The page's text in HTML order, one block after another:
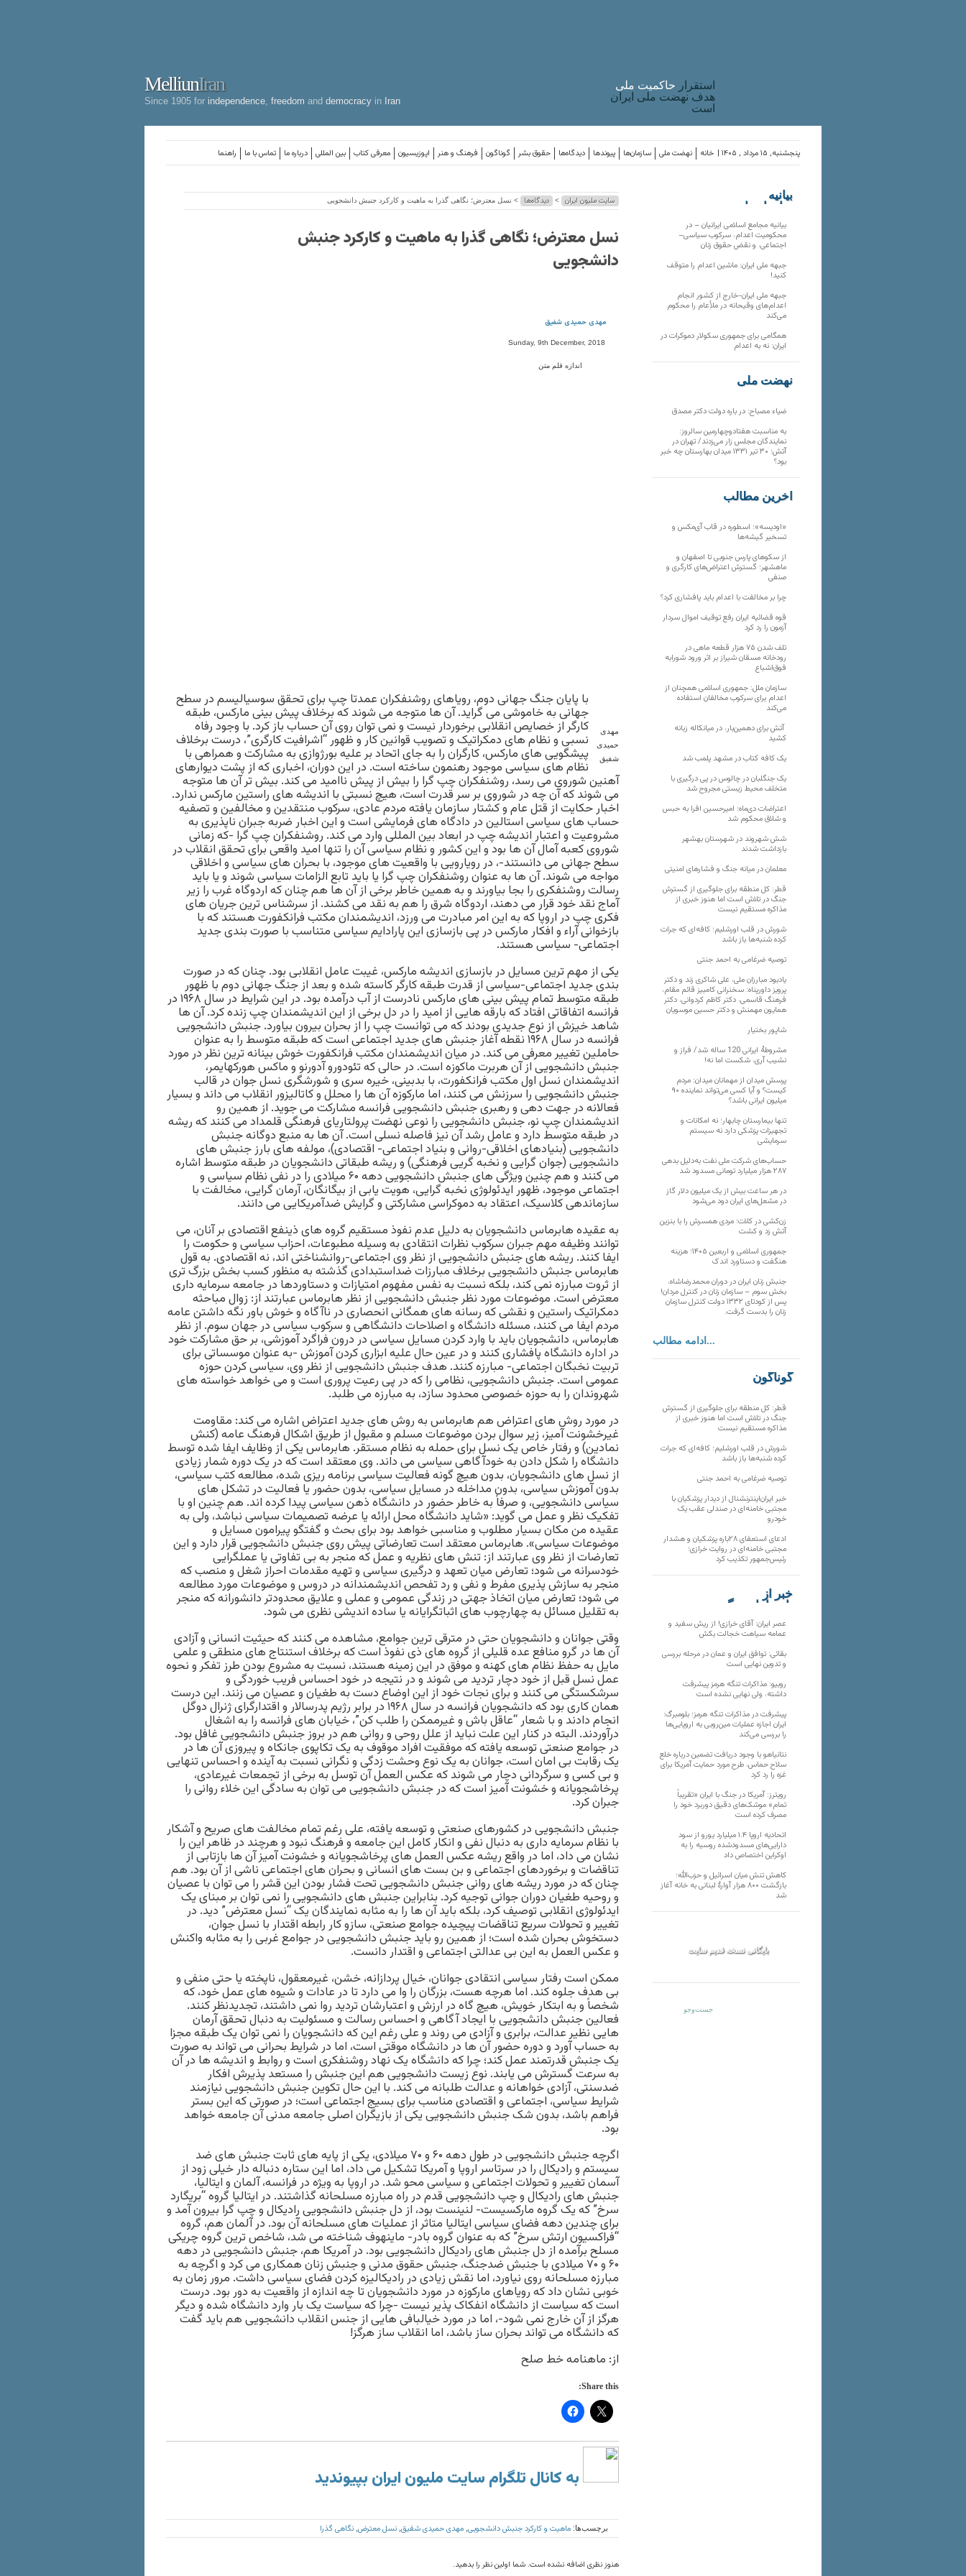
MelliunIran
Since 1905 for independence freedom and democracy in Iran
استقرار حاکميت ملی
هدف نهضت ملی ایران
است
راهنما تماس با ما درباره ما بین المللی معرفی کتاب اپوزیسیون فرهنگ و هنر گوناگون حقوق بشر دیدگاه‌ها پیوندها سازمان‌ها نهضت ملی خانه پنجشنبه, ۱۵ مرداد , ۱۴۰۵ |
سایت ملیون ایران > دیدگاه‌ها > نسل معترض؛ نگاهی گذرا به ماهیت و کارکرد جنبش دانشجویی
نسل معترض؛ نگاهی گذرا به ماهیت و کارکرد جنبش
دانشجویی
مهدی حمیدی شفیق
Sunday, 9th December, 2018
اندازه قلم متن
مهدی
حمیدی
شفیق
با پایان جنگ جهانی دوم، رویاهای روشنفکران عمدتا چپ برای تحقق سوسیالیسم در سطح
جهانی به خاموشی می گراید. آن ها متوجه می شوند که برخلاف پیش بینی مارکس، طبقه
کارگر از خصایص انقلابی برخوردار نیست و نمی توان روی آن حساب باز کرد. با وجود رفاه
نسبی و نظام های دمکراتیک و تصویب قوانین کار و ظهور “اشرافیت کارگری”، درست برخلاف
پیشگویی های مارکس، کارگران را به جای اتحاد بر علیه بورژوازی به مشارکت و همراهی با
نظام های سیاسی موجود رهنمون ساخته است. در این دوران، اخباری که از پشت دیوارهای
آهنین شوروی می رسد، روشنفکران چپ گرا را بیش از پیش ناامید می کند. بیش تر آن ها متوجه
می شوند که آن چه در شوروی بر سر قدرت است، هیچ نسبتی با اندیشه های راستین مارکس ندارد.
اخبار حکایت از قتل عام و کشتار سازمان یافته مردم عادی، سرکوب منتقدین و مخالفین و تصفیه
حساب های سیاسی استالین در دادگاه های فرمایشی است و این اخبار ضربه جبران ناپذیری به
مشروعیت و اعتبار اندیشه چپ در ابعاد بین المللی وارد می کند. روشنفکران چپ گرا -که زمانی
شوروی کعبه آمال آن ها بود و این کشور و نظام سیاسی آن را تنها امید واقعی برای تحقق انقلاب در
سطح جهانی می دانستند-، در رویارویی با واقعیت های موجود، با بحران های سیاسی و اخلاقی
مواجه می شوند. آن ها به عنوان روشنفکران چپ گرا یا باید تابع الزامات سیاسی شوند و یا باید
رسالت روشنفکری را بجا بیاورند و به همین خاطر برخی از آن ها هم چنان که اردوگاه غرب را زیر
آماج نقد خود قرار می دهند، اردوگاه شرق را هم به نقد می کشند. از سرشناس ترین جریان های
فکری چپ در اروپا که به این امر مبادرت می ورزد، اندیشمندان مکتب فرانکفورت هستند که با
بازخوانی آراء و افکار مارکس در پی بازسازی این پارادایم سیاسی متناسب با صورت بندی جدید
اجتماعی- سیاسی هستند.
یکی از مهم ترین مسایل در بازسازی اندیشه مارکس، غیبت عامل انقلابی بود. چنان که در صورت
بندی جدید اجتماعی-سیاسی از قدرت طبقه کارگر کاسته شده و بعد از جنگ جهانی دوم با ظهور
طبقه متوسط تمام پیش بینی های مارکس نادرست از آب درآمده بود. در این شرایط در سال ۱۹۶۸ در
فرانسه اتفاقاتی افتاد که بارقه هایی از امید را در دل برخی از این اندیشمندان چپ زنده کرد. آن ها
شاهد خیزش از نوع جدیدی بودند که می توانست چپ را از بحران بیرون بیاورد. جنبش دانشجویی
فرانسه در سال ۱۹۶۸ نقطه آغاز جنبش های جدید اجتماعی است که طبقه متوسط را به عنوان
حاملین تغییر معرفی می کند. در میان اندیشمندان مکتب فرانکفورت خوش بینانه ترین نظر در مورد
جنبش دانشجویی از آن هربرت ماکوزه است. در حالی که تئودورو آدورنو و ماکس هورکهایمر،
اندیشمندان نسل اول مکتب فرانکفورت، با بدبینی، خیره سری و شورشگری نسل جوان در قالب
جنبش دانشجویی را سرزنش می کنند، اما مارکوزه آن ها را محلل و کاتالیزور انقلاب می داند و بسیار
فعالانه در جهت دهی و رهبری جنبش دانشجویی فرانسه مشارکت می جوید. از همین رو
اندیشمندان چپ نو، جنبش دانشجویی را نوعی نهضت پرولتاریای فرهنگی قلمداد می کنند که ریشه
در طبقه متوسط دارد و عامل رشد آن نیز فاصله نسلی است. آن ها به منبع دوگانه جنبش
دانشجویی (بنیادهای اخلاقی-روانی و بنیاد اجتماعی- اقتصادی)، مولفه های بارز جنبش های
دانشجویی (جوان گرایی و نخبه گریی فرهنگی) و ریشه طبقاتی دانشجویان در طبقه متوسط اشاره
می کنند و هم چنین ویژگی های جنبش دانشجویی دهه ۶۰ میلادی را در نفی نظام سیاسی و
اجتماعی موجود، ظهور ایدئولوژی نخبه گرایی، هویت یابی از بیگانگان، آرمان گرایی، مخالفت با
سازماندهی کلاسیک، اعتقاد به دموکراسی مشارکتی و گرایش ضدآمریکایی می دانند.
به عقیده هابرماس دانشجویان به دلیل عدم نفوذ مستقیم گروه های ذینفع اقتصادی بر آنان، می
توانند وظیفه مهم جبران سرکوب نظرات انتقادی به وسیله مطبوعات، احزاب سیاسی و حکومت را
ایفا کنند. ریشه های جنبش دانشجویی از نظر وی اجتماعی-روانشناختی اند، نه اقتصادی. به قول
هابرماس جنبش دانشجویی برخلاف مبارزات ضداستبدادی گذشته به منظور کسب بخش بزرگ تری
از ثروت مبارزه نمی کند، بلکه نسبت به نفس مفهوم امتیازات و دستاوردها در جامعه سرمایه داری
معترض است. موضوعات مورد نظر جنبش دانشجویی از نظر هابرماس عبارتند از: زوال مباحثه
دمکراتیک راستین و نقشی که رسانه های همگانی انحصاری در ناآگاه و خوش باور نگه داشتن عامه
مردم ایفا می کنند، مسئله دانشگاه و اصلاحات دانشگاهی و سرکوب سیاسی در جهان سوم. از نظر
هابرماس، دانشجویان باید با وارد کردن مسایل سیاسی در درون فراگرد آموزشی، بر حق مشارکت خود
در اداره دانشگاه پافشاری کنند و در عین حال علیه ابزاری کردن آموزش -به عنوان موسساتی برای
تربیت نخبگان اجتماعی- مبارزه کنند. هدف جنبش دانشجویی از نظر وی، سیاسی کردن حوزه
عمومی است. جنبش دانشجویی، نظامی را که در پی رعیت پروری است و می خواهد خواسته های
شهروندان را به حوزه خصوصی محدود سازد، به مبارزه می طلبد.
در مورد روش های اعتراض هم هابرماس به روش های جدید اعتراض اشاره می کند: مقاومت
غیرخشونت آمیز، زیر سوال بردن موضوعات مسلم و مقبول از طریق اشکال فرهنگ عامه (کنش
نمادین) و رفتار خاص یک نسل برای حمله به نظام مستقر. هابرماس یکی از وظایف ایفا شده توسط
دانشگاه را شکل دادن به خودآگاهی سیاسی می داند. وی معتقد است که در یک دوره شمار زیادی
از نسل های دانشجویان، بدون هیچ گونه فعالیت سیاسی برنامه ریزی شده، مطالعه کتب سیاسی،
بدون آموزش سیاسی، بدون مداخله در مسایل سیاسی، بدون حضور یا فعالیت در تشکل های
سیاسی دانشجویی، و صرفاً به خاطر حضور در دانشگاه ذهن سیاسی پیدا کرده اند. هم چنین او با
تفکیک نظر و عمل می گوید: «شاید دانشگاه محل ارائه یا عرضه تصمیمات سیاسی نباشد، ولی به
عقیده من مکان بسیار مطلوب و مناسبی خواهد بود برای بحث و گفتگو پیرامون مسایل و
موضوعات سیاسی». هابرماس معتقد است تعارضاتی پیش روی جنبش دانشجویی قرار دارد و این
تعارضات از نظر وی عبارتند از: تنش های نظریه و عمل که منجر به بی تفاوتی یا عملگرایی
خودسرانه می شود؛ تعارض میان تعهد و درگیری سیاسی و تهیه مقدمات احراز شغل و منصب که
منجر به سازش پذیری مفرط و نفی و رد تفحص اندیشمندانه در دروس و موضوعات مورد مطالعه
می شود؛ تعارض میان اتخاذ جهتی در زندگی عمومی و عملی و علایق محدودتر دانشورانه که منجر
به تقلیل مسائل به چهارچوب های اثباتگرایانه یا ساده اندیشی نظری می شود.
وقتی جوانان و دانشجویان حتی در مترقی ترین جوامع، مشاهده می کنند که حیثیت انسانی و آزادی
آن ها در گرو منافع عده قلیلی از گروه های ذی نفوذ است که برخلاف استنتاج های منطقی و علمی
مایل به حفظ نظام های کهنه و موفق در این زمینه هستند، نسبت به مشروع بودن طرز تفکر و نحوه
عمل نسل قبل از خود دچار تردید می شوند و در نتیجه در خود احساس فریب خوردگی و
سرشکستگی می کنند و برای نجات خود از این اوضاع دست به طغیان و عصیان می زنند. این درست
همان کاری بود که دانشجویان فرانسه در سال ۱۹۶۸ در برابر رژیم پدرسالار و اقتدارگرای ژنرال دوگل
انجام دادند و با شعار “عاقل باش و غیرممکن را طلب کن”، خیابان های فرانسه را به اشغال
درآوردند. البته در کنار این علت نباید از علل روحی و روانی هم در بروز جنبش دانشجویی غافل بود.
در جوامع صنعتی توسعه یافته که موفقیت افراد موقوف به یک تکاپوی جانکاه و پیروزی آن ها در
یک رقابت بی امان است، جوانان به یک نوع وحشت زدگی و نگرانی نسبت به آینده و احساس تنهایی
و بی کسی و سرگردانی دچار می شوند که عکس العمل آن توسل به برخی از تجمعات غیرعادی،
پرخاشجویانه و خشونت آمیز است که در جنبش دانشجویی می توان به سادگی این خلاء روانی را
جبران کرد.
جنبش دانشجویی در کشورهای صنعتی و توسعه یافته، علی رغم تمام مخالفت های صریح و آشکار
با نظام سرمایه داری به دنبال نفی و انکار کامل این جامعه و فرهنگ نبود و هرچند در ظاهر این را
نشان می داد، اما در واقع ریشه عکس العمل های پرخاشجویانه و خشونت آمیز آن ها بازتابی از
تناقضات و برخوردهای اجتماعی و بن بست های انسانی و بحران های اجتماعی ناشی از آن بود. هم
چنان که در مورد ریشه های روانی جنبش دانشجویی تحت فشار بودن این قشر را می توان با عصیان
و روحیه طغیان دوران جوانی توجیه کرد. بنابراین جنبش های دانشجویی را نمی توان بر مبنای یک
ایدئولوژی انقلابی توصیف کرد، بلکه باید آن ها را به مثابه نمایندگان یک “نسل معترض” دید. در
تغییر و تحولات سریع تناقضات پیچیده جوامع صنعتی، سازو کار رابطه اقتدار با نسل جوان،
دستخوش بحران شده است؛ از همین رو باید جنبش دانشجویی در جوامع غربی را به مثابه واکنش
و عکس العمل به این بی عدالتی اجتماعی و اقتدار دانست.
ممکن است رفتار سیاسی انتقادی جوانان، خیال پردازانه، خشن، غیرمعقول، ناپخته یا حتی منفی و
بی هدف جلوه کند. اما هرچه هست، بزرگان را وا می دارد تا در عادات و شیوه های عمل خود، که
شخصاً و به ابتکار خویش، هیچ گاه در ارزش و اعتبارشان تردید روا نمی داشتند، تجدیدنظر کنند.
فعالین جنبش دانشجویی با ایجاد آگاهی و احساس رسالت و مسئولیت به دنبال تحقق آرمان
هایی نظیر عدالت، برابری و آزادی می روند و علی رغم این که دانشجویان را نمی توان یک طبقه مجزا
به حساب آورد و دوره حضور آن ها در دانشگاه موقتی است، اما در شرایط بحرانی می تواند به صورت
یک جنبش قدرتمند عمل کند؛ چرا که دانشگاه یک نهاد روشنفکری است و روابط و اندیشه ها در آن
به سرعت گسترش می یابند. نوع زیست دانشجویی هم این جنبش را مستعد پذیرش افکار
ضدسنتی، آزادی خواهانه و عدالت طلبانه می کند. با این حال تکوین جنبش دانشجویی نیازمند
شرایط سیاسی، اجتماعی و اقتصادی مناسب برای بسیج اجتماعی است؛ در صورتی که این بستر
فراهم باشد، بدون شک جنبش دانشجویی یکی از بازیگران اصلی جامعه مدنی آن جامعه خواهد
بود.
اگرچه جنبش دانشجویی در طول دهه ۶۰ و ۷۰ میلادی، یکی از پایه های ثابت جنبش های ضد
سیستم و رادیکال را در سرتاسر اروپا و آمریکا تشکیل می داد، اما این ستاره دنباله دار خیلی زود از
آسمان تغییر و تحولات اجتماعی و سیاسی محو شد. در اروپا به ویژه در فرانسه، آلمان و ایتالیا،
جنبش های رادیکال و چپ دانشجویی قدم در راه مبارزه مسلحانه گذاشتند. در ایتالیا گروه “بریگارد
سرخ” که یک گروه مارکسیست- لنینست بود، از دل جنبش دانشجویی رادیکال و چپ گرا بیرون آمد و
برای چندین دهه فضای سیاسی ایتالیا متاثر از عملیات های مسلحانه آن بود. در آلمان هم، گروه
“فراکسیون ارتش سرخ” که به عنوان گروه بادر- ماینهوف شناخته می شد، شاخص ترین گروه چریکی
مسلح برآمده از دل جنبش های رادیکال دانشجویی بود. در آمریکا هم، جنبش دانشجویی در دهه
۶۰ و ۷۰ میلادی با جنبش ضدجنگ، جنبش حقوق مدنی و جنبش زنان همکاری می کرد و اگرچه به
مبارزه مسلحانه روی نیاورد، اما نقش زیادی در رادیکالیزه کردن فضای سیاسی داشت. مرور زمان به
خوبی نشان داد که رویاهای مارکوزه در مورد دانشجویان تا چه اندازه از واقعیت به دور بود. درست
است که سیاست از دانشگاه انفکاک پذیر نیست -چرا که سیاست یک بار وارد دانشگاه شده و دیگر
هرگز از آن خارج نمی شود-، اما در مورد خیالبافی هایی از جنس انقلاب دانشجویی هم باید گفت
که دانشگاه می تواند بحران ساز باشد، اما انقلاب ساز هرگز!
از: ماهنامه خط صلح
Share this:
به کانال تلگرام سایت ملیون ایران بپیوندید
برچسب‌ها: ماهیت و کارکرد جنبش دانشجویی مهدی حمیدی شفیق نسل معترض نگاهی گذرا
هنوز نظری اضافه نشده است. شما اولین نظر را بدهید.
بیانیه
سازمان‌های
بیانیه مجامع اسلامی ایرانیان – در
محکومیت اعدام، سرکوب سیاسی–
اجتماعی، و نقض حقوق زنان
جبهه ملی ایران: ماشین اعدام را متوقف
کنید!
جبهه ملی ایران-خارج از کشور انجام
اعدام‌های وقیحانه در ملأِعام را محکوم
می‌کند
همگامی برای جمهوری سکولار دموکرات در
ایران: نه به اعدام
نهضت ملی
ضیاء مصباح: در باره دولت دکتر مصدق
به مناسبت هفتادوچهارمین سالروز:
نمایندگان مجلس زار می‌زدند/ تهران در
آتش؛ ۳۰ تیر ۱۳۳۱ میدان بهارستان چه خبر
بود؟
آخرین مطالب
«اودیسه»؛ اسطوره در قاب آی‌مکس و
تسخیر گیشه‌ها
از سکوهای پارس جنوبی تا اصفهان و
ماهشهر؛ گسترش اعتراض‌های کارگری و
صنفی
چرا بر مخالفت با اعدام باید پافشاری کرد؟
قوه قضائیه ایران رفع توقیف اموال سردار
آزمون را رد کرد
تلف شدن ۷۵ هزار قطعه ماهی در
رودخانه مسقان شیراز بر اثر ورود شورابه
فوق‌اشباع
سازمان ملل: جمهوری اسلامی همچنان از
اعدام برای سرکوب مخالفان استفاده
می‌کند
آتش برای دهمین‌بار، در میانکاله زبانه
کشید
یک کافه کتاب در مشهد پلمب شد
یک جنگلبان در چالوس در پی درگیری با
متخلف محیط زیستی مجروح شد
اعتراضات دی‌ماه؛ امیرحسین افرا به حبس
و شلاق محکوم شد
شش شهروند در شهرستان بهشهر
بازداشت شدند
معلمان در میانه جنگ و فشارهای امنیتی
قطر: کل منطقه برای جلوگیری از گسترش
جنگ در تلاش است اما هنوز خبری از
مذاکره مستقیم نیست
شورش در قلب اورشلیم؛ کافه‌ای که جرات
کرده شنبه‌ها باز باشد
توصیه ضرغامی به احمد جنتی
یادبود مبارزان ملی، علی شاکری زند و دکتر
پرویز داورپناه: سخنرانی کامبیز قائم مقام،
فرهنگ قاسمی، دکتر کاظم کردوانی، دکتر
همایون مهمنش و دکتر حسین موسویان
شاپور بختیار
مشروطۀ ایرانی 120 ساله شد/ فراز و
نشیب آری، شکست اما نه!
پرسش میدان از مهمانان میدان: مردم
کیست؟ و آیا کسی می‌تواند نماینده ۹۰
میلیون ایرانی باشد؟
تنها بیمارستان چابهار؛ نه امکانات و
تجهیزات پزشکی دارد نه سیستم
سرمایشی
حساب‌های شرکت ملی نفت به‌دلیل بدهی
۲۸۷ هزار میلیارد تومانی مسدود شد
در هر ساعت بیش از یک میلیون دلار گاز
در مشعل‌های ایران دود می‌شود
زن‌کشی در کلات؛ مردی همسرش را با بنزین
آتش زد و کشت
جمهوری اسلامی و اربعین ۱۴۰۵؛ هزینه
هنگفت و دستاورد اندک
جنبش زنان ایران در دوران محمدرضاشاه،
بخش سوم – سازمان زنان در کنترل مردان!
پس از کودتای ۱۳۳۲ دولت کنترل سازمان
زنان را بدست گرفت.
ادامه مطالب...
گوناگون
قطر: کل منطقه برای جلوگیری از گسترش
جنگ در تلاش است اما هنوز خبری از
مذاکره مستقیم نیست
شورش در قلب اورشلیم؛ کافه‌ای که جرات
کرده شنبه‌ها باز باشد
توصیه ضرغامی به احمد جنتی
خبر ایران‌اینترنشنال از دیدار پزشکیان با
مجتبی خامنه‌ای در صندلی عقب یک
خودرو
ادعای استعفای ۲۸باره پزشکیان و هشدار
مجتبی خامنه‌ای در روایت خرازی؛
رئیس‌جمهور تکذیب کرد
خبر از
تارنماهای دیگر
عصر ایران: آقای خرازی! از ریش سفید و
عمامه سیاهت خجالت بکش
بقائی: توافق ایران و عمان در مرحله بررسی
و تدوین نهایی است
روبیو: مذاکرات تنگه هرمز پیشرفت
داشته، ولی نهایی نشده است
پیشرفت در مذاکرات تنگه هرمز؛ بلومبرگ:
ایران اجازه عملیات مین‌روبی به اروپایی‌ها
را بررسی می‌کند
نتانیاهو با وجود دریافت تضمین درباره خلع
سلاح حماس، طرح مورد حمایت آمریکا برای
غزه را رد کرد
رویترز: آمریکا در جنگ با ایران «تقریباً
تمام» موشک‌های دقیق دوربرد خود را
مصرف کرده است
اتحادیه اروپا ۱.۴ میلیارد یورو از سود
دارایی‌های مسدودشده روسیه را به
اوکراین ‏اختصاص داد
کاهش تنش میان اسرائیل و حزب‌الله؛
بازگشت ۸۰۰ هزار آوارۀ لبنانی به خانه‌ آغاز
شد
بایگانی نسخه قدیم سایت